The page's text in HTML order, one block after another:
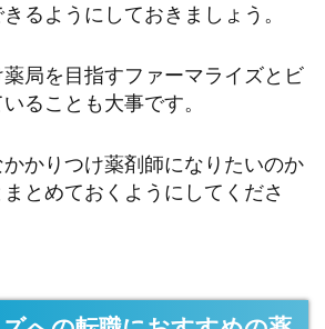
るようにしておきましょう。
局を目指すファーマライズとビ
ることも大事です。
かりつけ薬剤師になりたいのか
とめておくようにしてくださ